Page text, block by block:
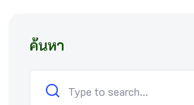
ค้นหา
ค้นหา